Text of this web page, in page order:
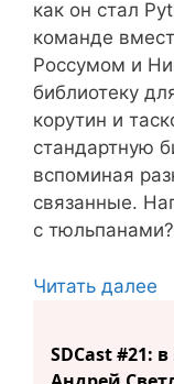
как он стал
команде
Россумом и
библиотеку
корутин и
стандартную
вспоминая
связанные.
с
Читать далее